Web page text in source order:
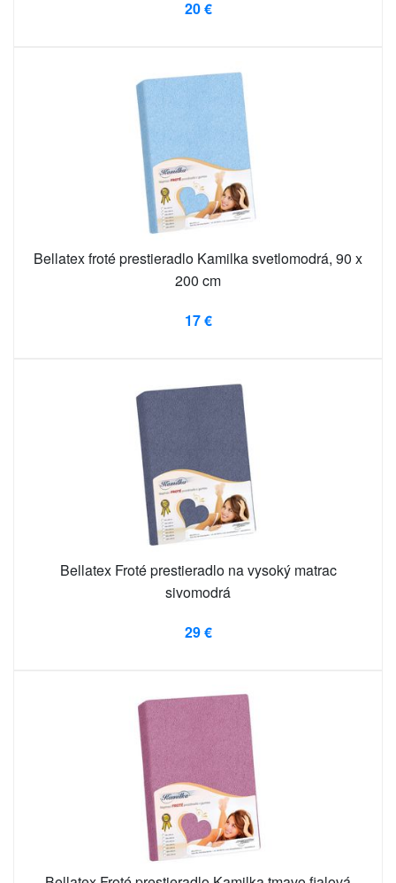
20 €
Bellatex froté prestieradlo Kamilka svetlomodrá, 90 x
200 cm
17 €
Bellatex Froté prestieradlo na vysoký matrac
sivomodrá
29 €